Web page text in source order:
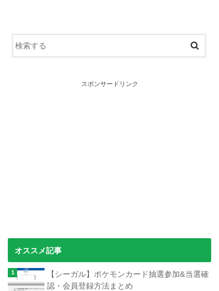
スポンサードリンク
オススメ記事
【シーガル】ポケモンカード抽選参加&当選確
認・会員登録方法まとめ